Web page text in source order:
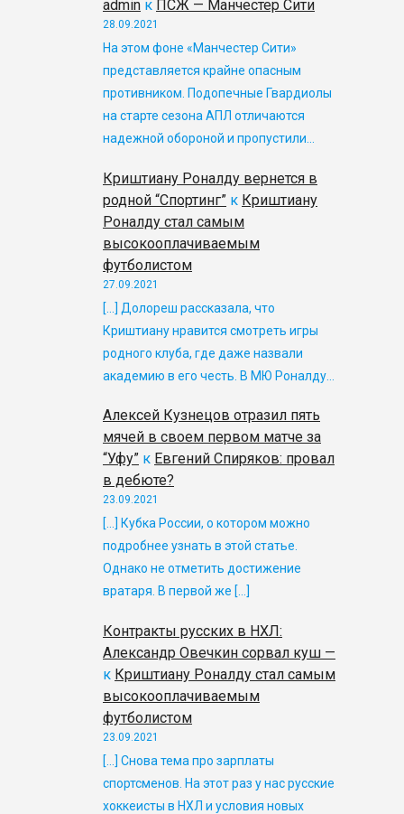
admin к ПСЖ — Манчестер Сити
28.09.2021
На этом фоне «Манчестер Сити»
представляется крайне опасным
противником. Подопечные Гвардиолы
на старте сезона АПЛ отличаются
надежной обороной и пропустили…
Криштиану Роналду вернется в
родной “Спортинг” к Криштиану
Роналду стал самым
высокооплачиваемым
футболистом
27.09.2021
[…] Долореш рассказала, что
Криштиану нравится смотреть игры
родного клуба, где даже назвали
академию в его честь. В МЮ Роналду…
Алексей Кузнецов отразил пять
мячей в своем первом матче за
“Уфу” к Евгений Спиряков: провал
в дебюте?
23.09.2021
[…] Кубка России, о котором можно
подробнее узнать в этой статье.
Однако не отметить достижение
вратаря. В первой же […]
Контракты русских в НХЛ:
Александр Овечкин сорвал куш —
к Криштиану Роналду стал самым
высокооплачиваемым
футболистом
23.09.2021
[…] Снова тема про зарплаты
спортсменов. На этот раз у нас русские
хоккеисты в НХЛ и условия новых